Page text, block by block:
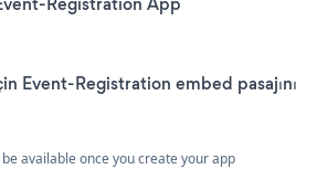
Event-Registration embed pasajını
available once you create your app